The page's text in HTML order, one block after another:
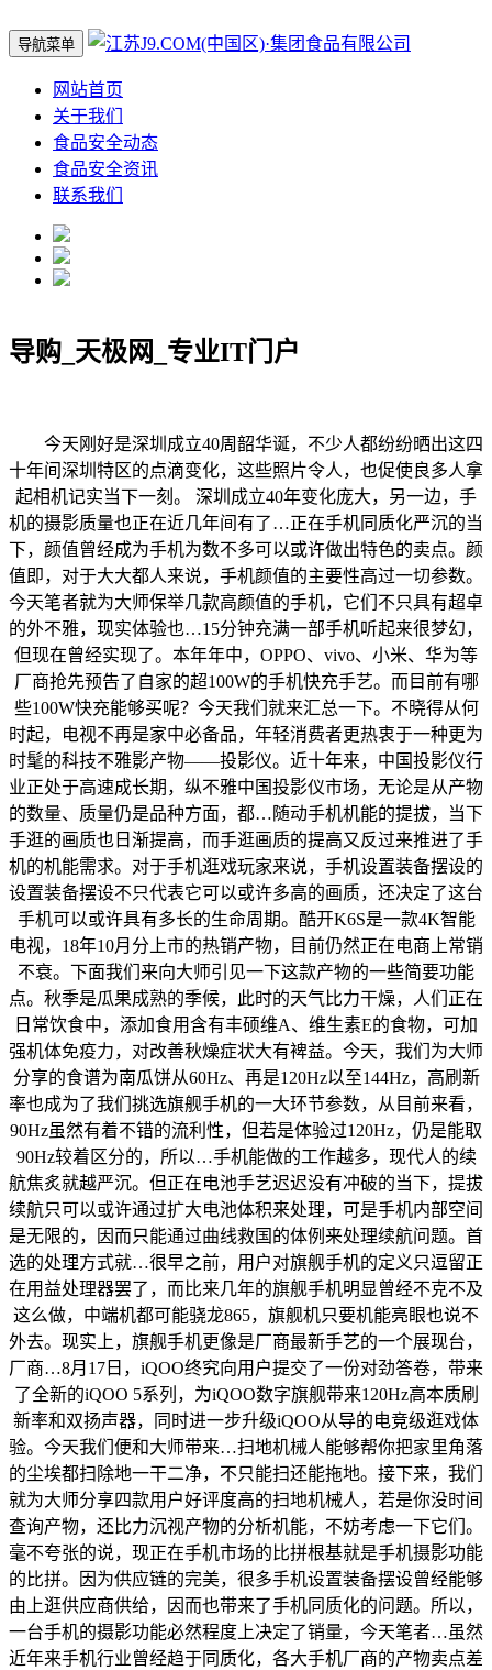
导航菜单
网站首页
关于我们
食品安全动态
食品安全资讯
联系我们
导购_天极网_专业IT门户
今天刚好是深圳成立40周韶华诞，不少人都纷纷晒出这四
十年间深圳特区的点滴变化，这些照片令人，也促使良多人拿
起相机记实当下一刻。 深圳成立40年变化庞大，另一边，手
机的摄影质量也正在近几年间有了…正在手机同质化严沉的当
下，颜值曾经成为手机为数不多可以或许做出特色的卖点。颜
值即，对于大大都人来说，手机颜值的主要性高过一切参数。
今天笔者就为大师保举几款高颜值的手机，它们不只具有超卓
的外不雅，现实体验也…15分钟充满一部手机听起来很梦幻，
但现在曾经实现了。本年年中，OPPO、vivo、小米、华为等
厂商抢先预告了自家的超100W的手机快充手艺。而目前有哪
些100W快充能够买呢？今天我们就来汇总一下。不晓得从何
时起，电视不再是家中必备品，年轻消费者更热衷于一种更为
时髦的科技不雅影产物——投影仪。近十年来，中国投影仪行
业正处于高速成长期，纵不雅中国投影仪市场，无论是从产物
的数量、质量仍是品种方面，都…随动手机机能的提拔，当下
手逛的画质也日渐提高，而手逛画质的提高又反过来推进了手
机的机能需求。对于手机逛戏玩家来说，手机设置装备摆设的
设置装备摆设不只代表它可以或许多高的画质，还决定了这台
手机可以或许具有多长的生命周期。酷开K6S是一款4K智能
电视，18年10月分上市的热销产物，目前仍然正在电商上常销
不衰。下面我们来向大师引见一下这款产物的一些简要功能
点。秋季是瓜果成熟的季候，此时的天气比力干燥，人们正在
日常饮食中，添加食用含有丰硕维A、维生素E的食物，可加
强机体免疫力，对改善秋燥症状大有裨益。今天，我们为大师
分享的食谱为南瓜饼从60Hz、再是120Hz以至144Hz，高刷新
率也成为了我们挑选旗舰手机的一大环节参数，从目前来看，
90Hz虽然有着不错的流利性，但若是体验过120Hz，仍是能取
90Hz较着区分的，所以…手机能做的工作越多，现代人的续
航焦炙就越严沉。但正在电池手艺迟迟没有冲破的当下，提拔
续航只可以或许通过扩大电池体积来处理，可是手机内部空间
是无限的，因而只能通过曲线救国的体例来处理续航问题。首
选的处理方式就…很早之前，用户对旗舰手机的定义只逗留正
在用益处理器罢了，而比来几年的旗舰手机明显曾经不克不及
这么做，中端机都可能骁龙865，旗舰机只要机能亮眼也说不
外去。现实上，旗舰手机更像是厂商最新手艺的一个展现台，
厂商…8月17日，iQOO终究向用户提交了一份对劲答卷，带来
了全新的iQOO 5系列，为iQOO数字旗舰带来120Hz高本质刷
新率和双扬声器，同时进一步升级iQOO从导的电竞级逛戏体
验。今天我们便和大师带来…扫地机械人能够帮你把家里角落
的尘埃都扫除地一干二净，不只能扫还能拖地。接下来，我们
就为大师分享四款用户好评度高的扫地机械人，若是你没时间
查询产物，还比力沉视产物的分析机能，不妨考虑一下它们。
毫不夸张的说，现正在手机市场的比拼根基就是手机摄影功能
的比拼。因为供应链的完美，很多手机设置装备摆设曾经能够
由上逛供应商供给，因而也带来了手机同质化的问题。所以，
一台手机的摄影功能必然程度上决定了销量，今天笔者…虽然
近年来手机行业曾经趋于同质化，各大手机厂商的产物卖点差